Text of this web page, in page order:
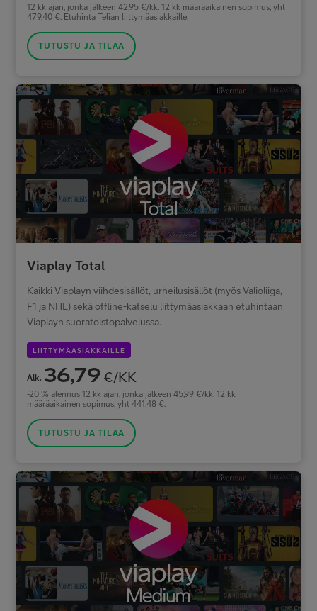
12 kk ajan, jonka jälkeen 42,95 €/kk. 12 kk määräaikainen sopimus, yht
479,40 €. Etuhinta Telian liittymäasiakkaille.
TUTUSTU JA TILAA
Viaplay Total
Kaikki Viaplayn viihdesisällöt, urheilusisällöt (myös Valioliiga,
F1 ja NHL) sekä offline-katselu liittymäasiakkaan etuhintaan
Viaplayn suoratoistopalvelussa.
LIITTYMÄASIAKKAILLE
Alk. 36,79 €/KK
-20 % alennus 12 kk ajan, jonka jälkeen 45,99 €/kk. 12 kk
määräaikainen sopimus, yht 441,48 €.
TUTUSTU JA TILAA